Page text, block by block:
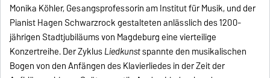
Monika Köhler, Gesangsprofessorin am Institut für Musik, und der
Pianist Hagen Schwarzrock gestalteten anlässlich des 1200-
jährigen Stadtjubiläums von Magdeburg eine vierteilige
Konzertreihe. Der ZyklusLiedkunstspannte den musikalischen
Bogen von den Anfängen des Klavierliedes in der Zeit der